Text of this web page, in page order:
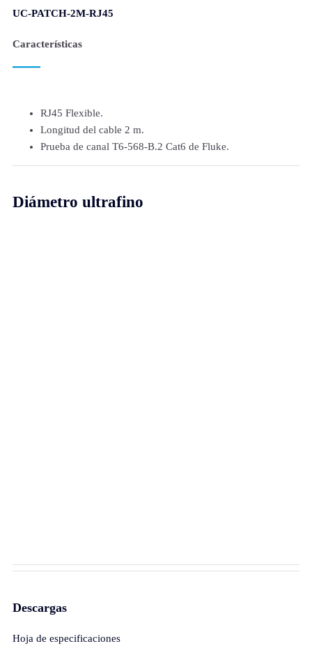
UC-PATCH-2M-RJ45
Características
RJ45 Flexible.
Longitud del cable 2 m.
Prueba de canal T6-568-B.2 Cat6 de Fluke.
Diámetro ultrafino
Descargas
Hoja de especificaciones